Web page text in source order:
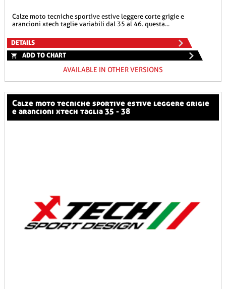
calze moto tecniche sportive estive leggere corte grigie e
arancioni xtech taglie variabili dal 35 al 46. questa...
DETAILS
ADD TO CHART
AVAILABLE IN OTHER VERSIONS
calze moto tecniche sportive estive leggere grigie
e arancioni xtech taglia 35 - 38